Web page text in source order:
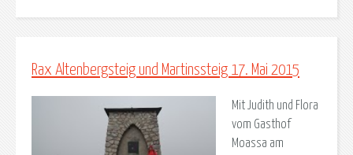
Rax Altenbergsteig und Martinssteig 17. Mai 2015
Mit Judith und Flora
vom Gasthof
Moassa am